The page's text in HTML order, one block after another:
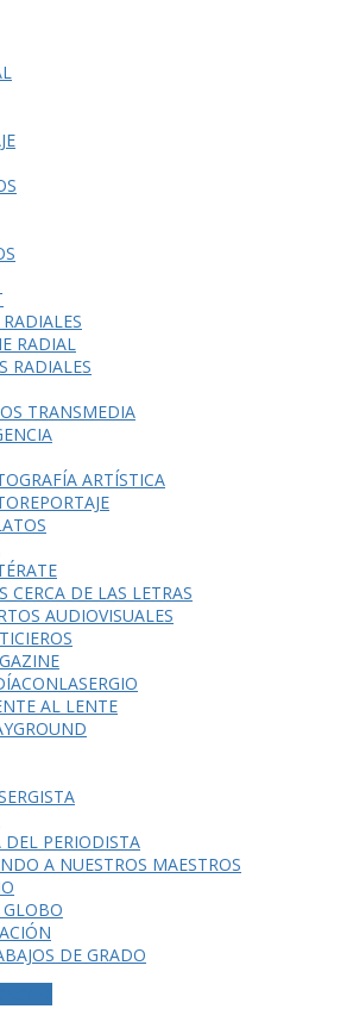
RADIAL
RADIALES
TRANSMEDIA
ARTÍSTICA
CERCA DE LAS LETRAS
AUDIOVISUALES
AL LENTE
DEL PERIODISTA
A NUESTROS MAESTROS
DE GRADO